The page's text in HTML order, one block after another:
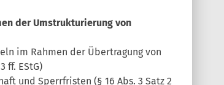
der Umstrukturierung von
im Rahmen der Übertragung von
ff. EStG)
und Sperrfristen (§ 16 Abs. 3 Satz 2